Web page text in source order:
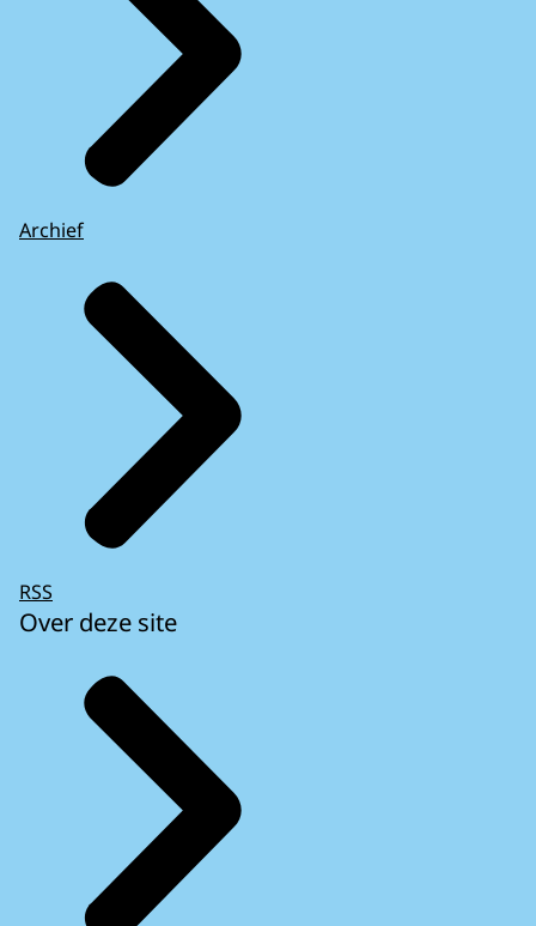
Archief
RSS
Over deze site